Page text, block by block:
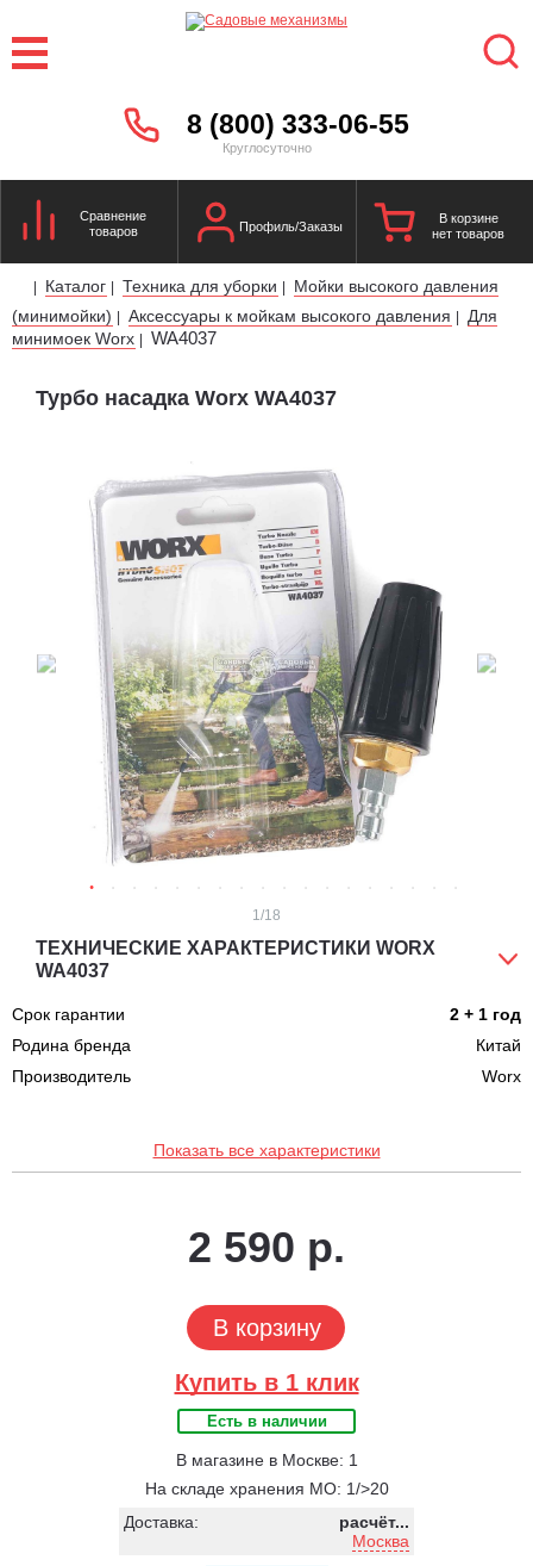
8 (800) 333-06-55
Круглосуточно
Сравнение
товаров
Профиль/Заказы
В корзине
нет товаров
| Каталог | Техника для уборки |
Мойки высокого давления
(минимойки) | Аксессуары к мойкам высокого давления |
Для
минимоек Worx | WA4037
Турбо насадка Worx WA4037
1 /18
ТЕХНИЧЕСКИЕ ХАРАКТЕРИСТИКИ WORX
WA4037
Срок гарантии
2 + 1 год
Родина бренда
Китай
Производитель
Worx
Показать все характеристики
2 590 р.
В корзину
Купить в 1 клик
Есть в наличии
В магазине в Москве: 1
На складе хранения МО: 1/>20
Доставка:
расчёт...
Москва